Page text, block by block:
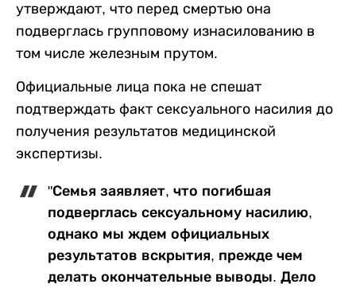
утверждают, что перед смертью она
подверглась групповому изнасилованию в
том числе железным прутом.
Официальные лица пока не спешат
подтверждать факт сексуального насилия до
получения результатов медицинской
экспертизы.
"Семья заявляет, что погибшая
подверглась сексуальному насилию,
однако мы ждем официальных
результатов вскрытия, прежде чем
делать окончательные выводы. Дело